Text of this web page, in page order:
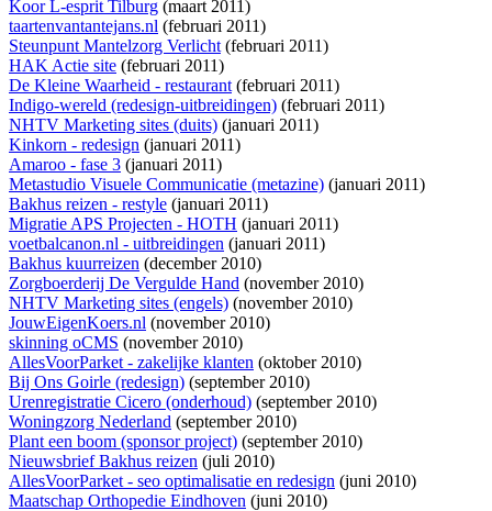
Koor L-esprit Tilburg (maart 2011)
taartenvantantejans.nl (februari 2011)
Steunpunt Mantelzorg Verlicht(februari 2011)
HAK Actie site (februari 2011)
De Kleine Waarheid - restaurant(februari 2011)
Indigo-wereld (redesign-uitbreidingen) (februari 2011)
NHTV Marketing sites (duits) (januari 2011)
Kinkorn - redesign (januari 2011)
Amaroo - fase 3 (januari 2011)
Metastudio Visuele Communicatie (metazine) (januari 2011)
Bakhus reizen - restyle (januari 2011)
Migratie APS Projecten - HOTH (januari 2011)
voetbalcanon.nl - uitbreidingen (januari 2011)
Bakhus kuurreizen (december 2010)
Zorgboerderij De Vergulde Hand (november 2010)
NHTV Marketing sites (engels) (november 2010)
JouwEigenKoers.nl (november 2010)
skinning oCMS (november 2010)
AllesVoorParket - zakelijke klanten (oktober 2010)
Bij Ons Goirle (redesign) (september 2010)
Urenregistratie Cicero (onderhoud) (september 2010)
Woningzorg Nederland (september 2010)
Plant een boom (sponsor project) (september 2010)
Nieuwsbrief Bakhus reizen (juli 2010)
AllesVoorParket - seo optimalisatie en redesign (juni 2010)
Maatschap Orthopedie Eindhoven (juni 2010)